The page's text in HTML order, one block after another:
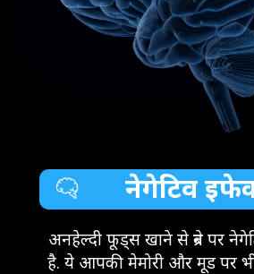
नेगेटिव
अनहेल्दी फूड्स खाने से ब्रेन पर
है. ये आपकी मेमोरी और मूड पर